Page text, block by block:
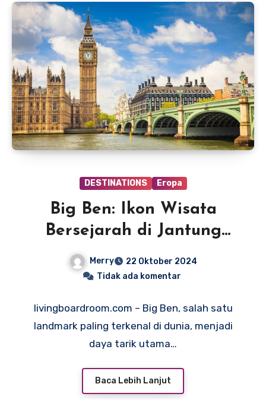
DESTINATIONS Eropa
Big Ben: Ikon Wisata
Bersejarah di Jantung
Merry
22 Oktober 2024
Tidak ada komentar
livingboardroom.com – Big Ben, salah satu
landmark paling terkenal di dunia, menjadi
daya tarik utama…
Baca Lebih Lanjut